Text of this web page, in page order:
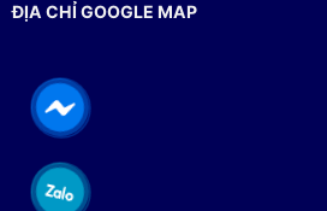
ĐỊA CHỈ GOOGLE MAP